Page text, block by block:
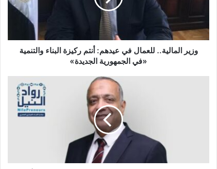
ركيزة
البناء
والتنمية
وزير المالية.. للعمال في عيدهم: أنتم ركيزة البناء والتنمية
«في الجمهورية الجديدة»
تطوير